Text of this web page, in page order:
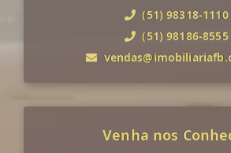
(51) 98318-1110
(51) 98186-8555
Venha nos